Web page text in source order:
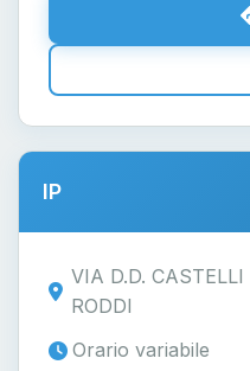
IP
VIA D.D.
RODDI
Orario variabile